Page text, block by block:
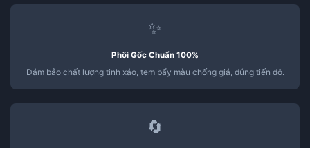
✨
Phôi Gốc Chuẩn 100%
Đảm bảo chất lượng tinh xảo, tem bẩy màu chống giả, đúng tiến độ.
🔄